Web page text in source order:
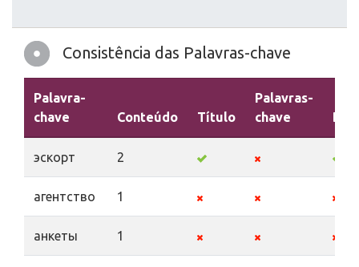
Consistência das Palavras-chave
Palavra-
chave
Conteúdo Título
Palavras-
chave
эскорт 2
агентство 1
анкеты 1